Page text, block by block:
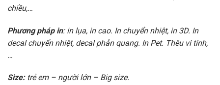
chiều,…
Phương pháp in: in lụa, in cao. In chuyển nhiệt, in 3D. In
decal chuyển nhiệt, decal phản quang. In Pet. Thêu vi tính,
…
Size:trẻ em – người lớn – Big size.